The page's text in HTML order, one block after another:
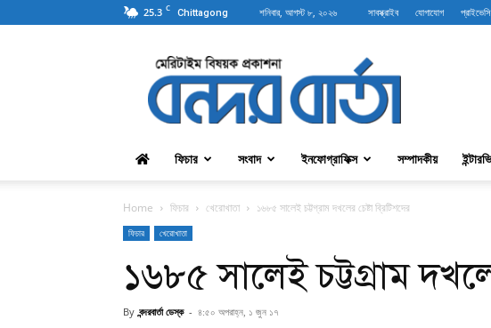
25.3 C Chittagong শনিবার, আগস্ট ৮, ২০২৬ সাবস্ক্রাইব যোগাযোগ
বন্দরবার্তা
ফিচার সংবাদ ইনফোগ্রাফিক্স সম্পাদকীয়
Home ফিচার খেরোখাতা ১৬৮৫ সালেই চট্টগ্রাম দখলের চেষ্টা ব্রিটিশদের
ফিচার খেরোখাতা
১৬৮৫ সালেই চট্টগ্রাম
By বন্দরবার্তা ডেস্ক - ৪:৫০ অপরাহ্ন, ১ জুন ১৭